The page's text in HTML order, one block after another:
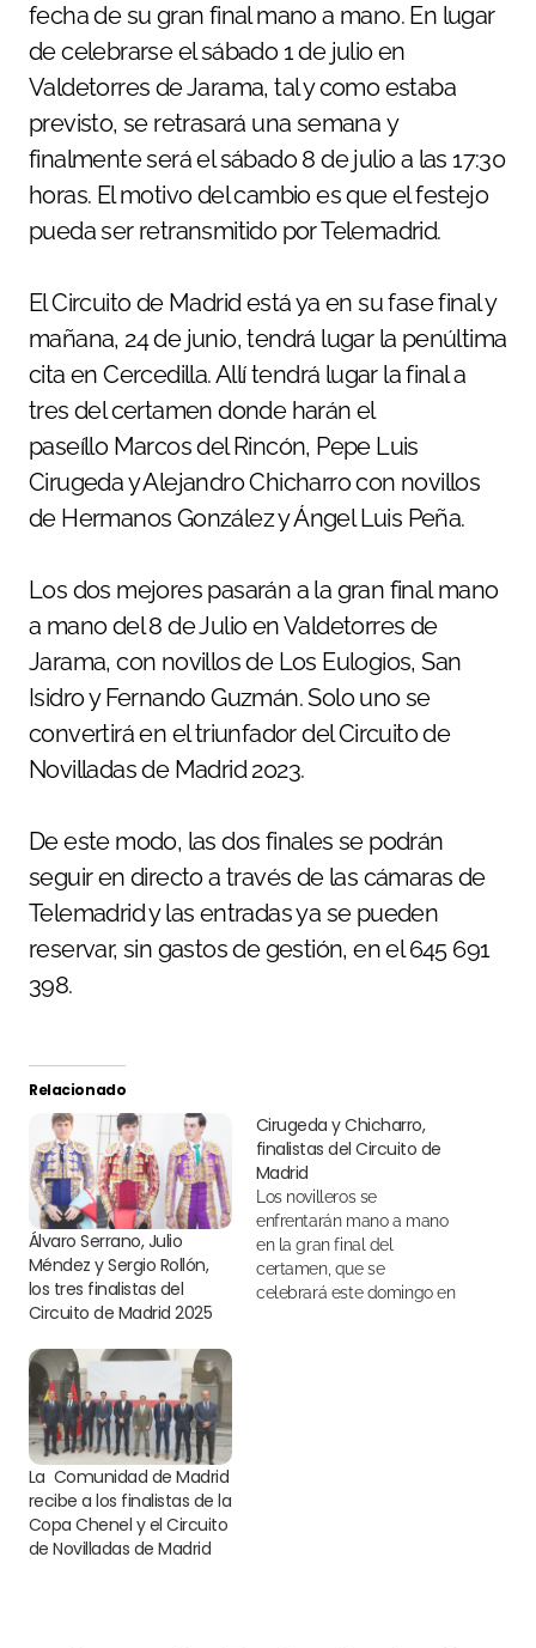
fecha de su gran final mano a mano. En lugar
de celebrarse el sábado 1 de julio en
Valdetorres de Jarama, tal y como estaba
previsto, se retrasará una semana y
finalmente será el sábado 8 de julio a las 17:30
horas. El motivo del cambio es que el festejo
pueda ser retransmitido por Telemadrid.
El Circuito de Madrid está ya en su fase final y
mañana, 24 de junio, tendrá lugar la penúltima
cita en Cercedilla. Allí tendrá lugar la final a
tres del certamen donde harán el
paseíllo Marcos del Rincón, Pepe Luis
Cirugeda y Alejandro Chicharro con novillos
de Hermanos González y Ángel Luis Peña.
Los dos mejores pasarán a la gran final mano
a mano del 8 de Julio en Valdetorres de
Jarama, con novillos de Los Eulogios, San
Isidro y Fernando Guzmán. Solo uno se
convertirá en el triunfador del Circuito de
Novilladas de Madrid 2023.
De este modo, las dos finales se podrán
seguir en directo a través de las cámaras de
Telemadrid y las entradas ya se pueden
reservar, sin gastos de gestión, en el 645 691
398.
Relacionado
Álvaro Serrano, Julio
Méndez y Sergio Rollón,
los tres finalistas del
Circuito de Madrid 2025
Cirugeda y Chicharro,
finalistas del Circuito de
Madrid
enfrentarán mano a mano
en la gran final del
certamen, que se
celebrará este domingo en
La Comunidad de Madrid
recibe a los finalistas de la
Copa Chenel y el Circuito
de Novilladas de Madrid